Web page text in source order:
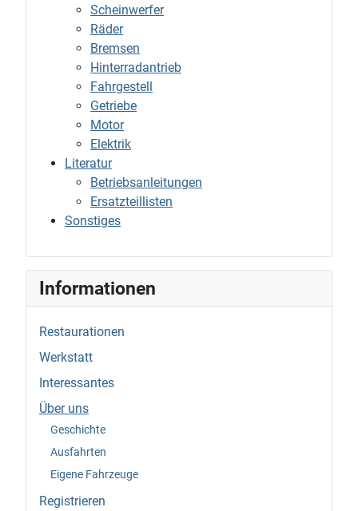
Scheinwerfer
Räder
Bremsen
Hinterradantrieb
Fahrgestell
Getriebe
Motor
Elektrik
Literatur
Betriebsanleitungen
Ersatzteillisten
Sonstiges
Informationen
Restaurationen
Werkstatt
Interessantes
Über uns
Geschichte
Ausfahrten
Eigene Fahrzeuge
Registrieren